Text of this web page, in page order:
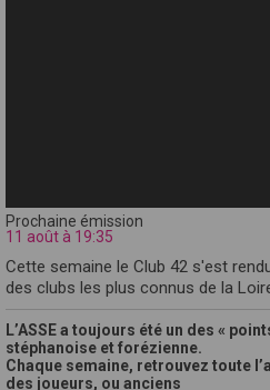
Prochaine émission
11 août à 19:35
Cette semaine le Club 42 s'est
des clubs les plus connus de la
L’ASSE a toujours été un des «
stéphanoise et forézienne.
Chaque semaine, retrouvez toute
des joueurs, ou anciens